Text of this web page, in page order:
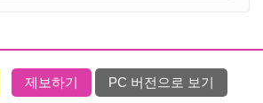
제보하기 PC 버전으로 보기